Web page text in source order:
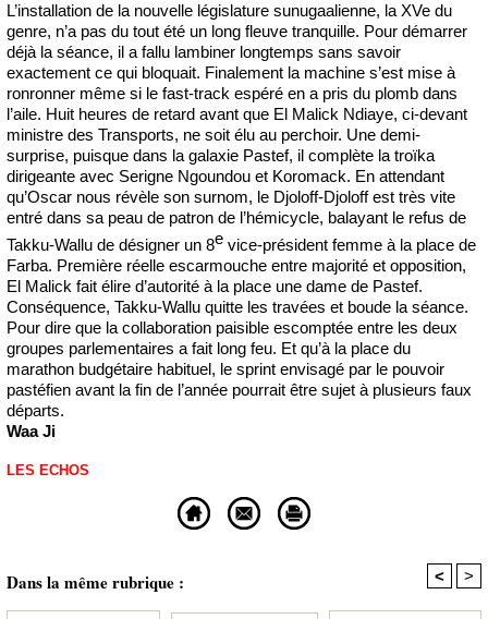
L’installation de la nouvelle législature sunugaalienne, la XVe du
genre, n’a pas du tout été un long fleuve tranquille. Pour démarrer
déjà la séance, il a fallu lambiner longtemps sans savoir
exactement ce qui bloquait. Finalement la machine s’est mise à
ronronner même si le fast-track espéré en a pris du plomb dans
l’aile. Huit heures de retard avant que El Malick Ndiaye, ci-devant
ministre des Transports, ne soit élu au perchoir. Une demi-
surprise, puisque dans la galaxie Pastef, il complète la troïka
dirigeante avec Serigne Ngoundou et Koromack. En attendant
qu’Oscar nous révèle son surnom, le Djoloff-Djoloff est très vite
entré dans sa peau de patron de l’hémicycle, balayant le refus de
Takku-Wallu de désigner un 8e vice-président femme à la place de
Farba. Première réelle escarmouche entre majorité et opposition,
El Malick fait élire d’autorité à la place une dame de Pastef.
Conséquence, Takku-Wallu quitte les travées et boude la séance.
Pour dire que la collaboration paisible escomptée entre les deux
groupes parlementaires a fait long feu. Et qu’à la place du
marathon budgétaire habituel, le sprint envisagé par le pouvoir
pastéfien avant la fin de l’année pourrait être sujet à plusieurs faux
départs.
Waa Ji
LES ECHOS
Dans la même rubrique : < >